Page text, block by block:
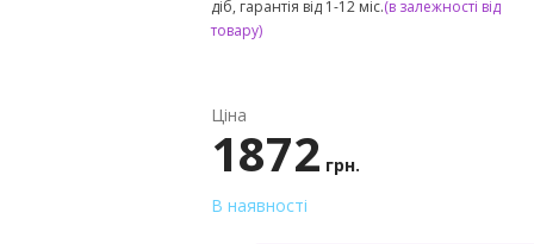
діб, гарантія від 1-12 міс.(в залежності від
товару)
Ціна
1872 грн.
В наявності